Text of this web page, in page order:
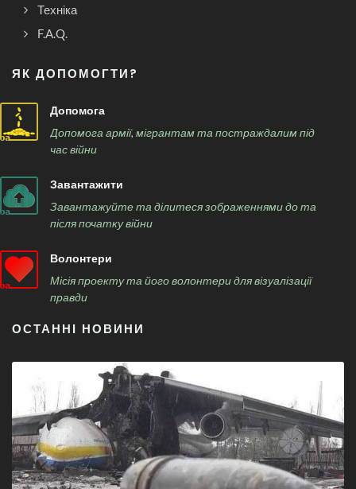
Техніка
F.A.Q.
ЯК ДОПОМОГТИ?
Допомога
Допомога армії, мігрантам та постраждалим під
час війни
Завантажити
Завантажуйте та ділитеся зображеннями до та
після початку війни
Волонтери
Місія проекту та його волонтери для візуалізації
правди
ОСТАННІ НОВИНИ